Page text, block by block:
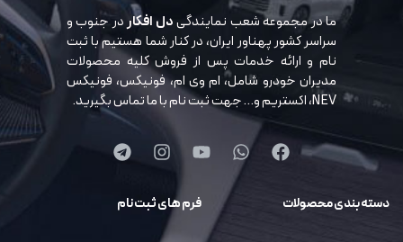
ما در مجموعه شعب نمایندگیدل افکاردر جنوب و
سراسر کشور پهناور ایران، در کنار شما هستیم با ثبت
نام و ارائه خدمات پس از فروش کلیه محصولات
مدیران خودرو شامل، ام وی ام، فونیکس، فونیکس
NEV، اکستریم و… جهت ثبت نام با ما تماس بگیرید.
دسته بندی محصولات فرم های ثبت نام